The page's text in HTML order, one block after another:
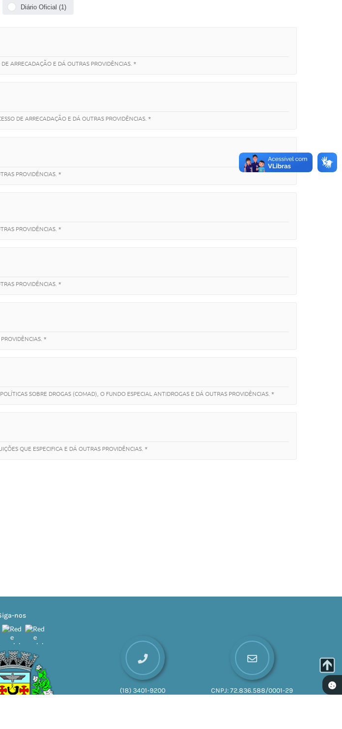
Diário Oficial (1)
ARRECADAÇÃO E DÁ OUTRAS PROVIDÊNCIAS. *
DE ARRECADAÇÃO E DÁ OUTRAS PROVIDÊNCIAS. *
PROVIDÊNCIAS. *
PROVIDÊNCIAS. *
PROVIDÊNCIAS. *
*
SOBRE DROGAS (COMAD), O FUNDO ESPECIAL ANTIDROGAS E DÁ OUTRAS PROVIDÊNCIAS. *
QUE ESPECIFICA E DÁ OUTRAS PROVIDÊNCIAS. *
nos
(18) 3401-9200 CNPJ:72.836.588/0001-29